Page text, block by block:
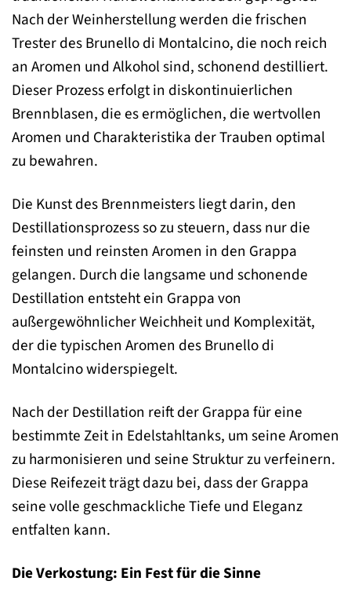
Nach der Weinherstellung werden die frischen
Trester des Brunello di Montalcino, die noch reich
an Aromen und Alkohol sind, schonend destilliert.
Dieser Prozess erfolgt in diskontinuierlichen
Brennblasen, die es ermöglichen, die wertvollen
Aromen und Charakteristika der Trauben optimal
zu bewahren.
Die Kunst des Brennmeisters liegt darin, den
Destillationsprozess so zu steuern, dass nur die
feinsten und reinsten Aromen in den Grappa
gelangen. Durch die langsame und schonende
Destillation entsteht ein Grappa von
außergewöhnlicher Weichheit und Komplexität,
der die typischen Aromen des Brunello di
Montalcino widerspiegelt.
Nach der Destillation reift der Grappa für eine
bestimmte Zeit in Edelstahltanks, um seine Aromen
zu harmonisieren und seine Struktur zu verfeinern.
Diese Reifezeit trägt dazu bei, dass der Grappa
seine volle geschmackliche Tiefe und Eleganz
entfalten kann.
Die Verkostung: Ein Fest für die Sinne